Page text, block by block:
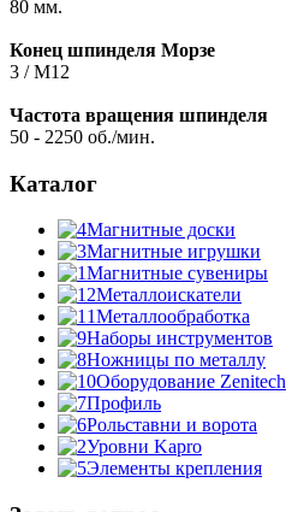
80 мм.
Конец шпинделя Морзе
3 / М12
Частота вращения шпинделя
50 - 2250 об./мин.
Каталог
Магнитные доски
Магнитные игрушки
Магнитные сувениры
Металлоискатели
Металлообработка
Наборы инструментов
Ножницы по металлу
Оборудование Zenitech
Профиль
Рольставни и ворота
Уровни Kapro
Элементы крепления